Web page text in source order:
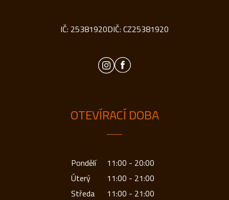
IČ: 25381920DIČ: CZ25381920
OTEVÍRACÍ DOBA
Pondělí
11:00 - 20:00
Úterý
11:00 - 21:00
Středa
11:00 - 21:00